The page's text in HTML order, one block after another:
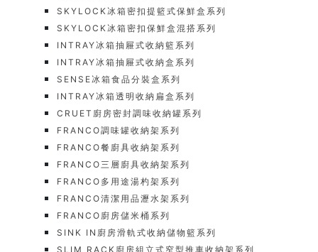
SKYLOCK冰箱密扣提籃式保鮮盒系列
SKYLOCK冰箱密扣保鮮盒混搭系列
INTRAY冰箱抽屜式收納籃系列
INTRAY冰箱抽屜式收納盒系列
SENSE冰箱食品分裝盒系列
INTRAY冰箱透明收納扁盒系列
CRUET廚房密封調味收納罐系列
FRANCO調味罐收納架系列
FRANCO餐廚具收納架系列
FRANCO三層廚具收納架系列
FRANCO多用途湯杓架系列
FRANCO清潔用品瀝水架系列
FRANCO廚房儲米桶系列
SINK IN廚房滑軌式收納儲物籃系列
SLIM RACK廚房組立式窄型推車收納架系列